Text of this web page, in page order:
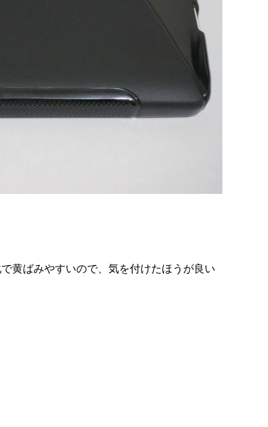
黄ばみやすいので、気を付けたほうが良い